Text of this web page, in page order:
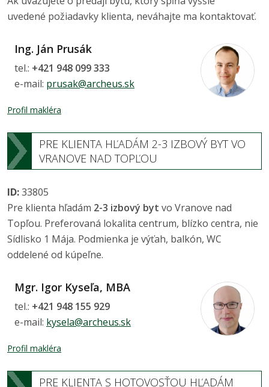
uvedené požiadavky klienta, neváhajte ma kontaktovať.
Ing. Ján Prusák
tel.: +421 948 099 333
e-mail: prusak@archeus.sk
Profil makléra
PRE KLIENTA HĽADÁM 2-3 IZBOVÝ BYT VO
VRANOVE NAD TOPĽOU
ID:33805
Pre klienta hľadám 2-3 izbový byt vo Vranove nad
Topľou. Preferovaná lokalita centrum, blízko centra, nie
Sídlisko 1 Mája. Podmienka je výťah, balkón, WC
oddelené od kúpeľne.
Mgr. Igor Kyseľa, MBA
tel.: +421 948 155 929
e-mail: kysela@archeus.sk
Profil makléra
PRE KLIENTA S HOTOVOSŤOU HĽADÁM